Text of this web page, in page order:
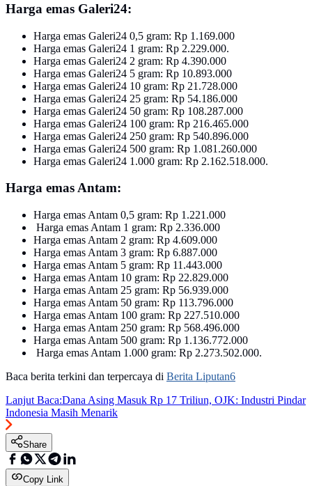
‎Harga emas Galeri24:‎
Harga emas Galeri24 0,5 gram: Rp 1.169.000‎
Harga emas Galeri24 1 gram: Rp 2.229.000.
‎Harga emas Galeri24 2 gram: Rp 4.390.000
‎Harga emas Galeri24 5 gram: Rp 10.893.000
‎Harga emas Galeri24 10 gram: Rp 21.728.000 ‎
Harga emas Galeri24 25 gram: Rp 54.186.000 ‎
Harga emas Galeri24 50 gram: Rp 108.287.000‎
Harga emas Galeri24 100 gram: Rp 216.465.000 ‎
Harga emas Galeri24 250 gram: Rp 540.896.000‎
Harga emas Galeri24 500 gram: Rp 1.081.260.000‎
Harga emas Galeri24 1.000 gram: Rp 2.162.518.000.‎
Harga emas Antam:‎
Harga emas Antam 0,5 gram: Rp 1.221.000
‎ Harga emas Antam 1 gram: Rp 2.336.000‎
Harga emas Antam 2 gram: Rp 4.609.000‎
Harga emas Antam 3 gram: Rp 6.887.000‎
Harga emas Antam 5 gram: Rp 11.443.000‎
Harga emas Antam 10 gram: Rp 22.829.000‎
Harga emas Antam 25 gram: Rp 56.939.000 ‎
Harga emas Antam 50 gram: Rp 113.796.000
‎Harga emas Antam 100 gram: Rp 227.510.000‎
Harga emas Antam 250 gram: Rp 568.496.000 ‎
Harga emas Antam 500 gram: Rp 1.136.772.000
‎ Harga emas Antam 1.000 gram: Rp 2.273.502.000.
Baca berita terkini dan terpercaya di Berita Liputan6
Lanjut Baca:Dana Asing Masuk Rp 17 Triliun, OJK: Industri Pindar
Indonesia Masih Menarik
Share
Copy Link